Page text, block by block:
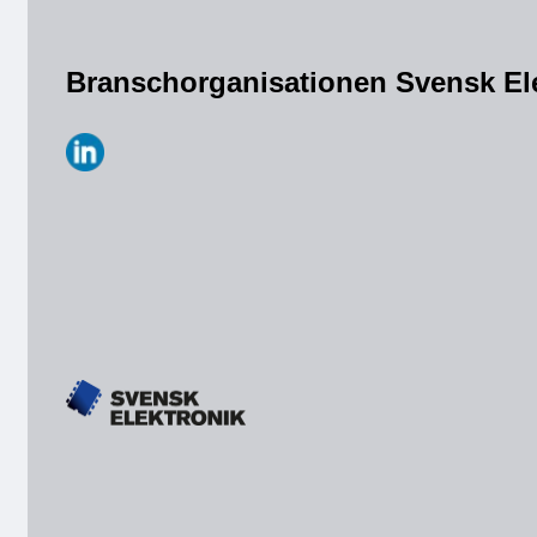
Branschorganisationen Svensk